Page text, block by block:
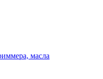
масла